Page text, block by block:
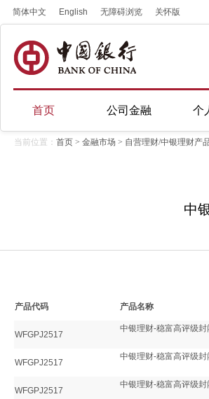
简体中文 English 无障碍浏览 关怀版
首页 公司金融 个
当前位置： 首页 > 金融市场 > 自营理财/中银理财产
中
产品代码 产品名称
WFGPJ2517
中银理财-稳富高评级
WFGPJ2517
中银理财-稳富高评级
WFGPJ2517
中银理财-稳富高评级